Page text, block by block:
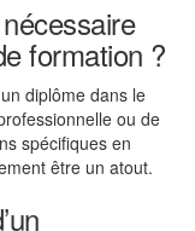
formation ?
diplôme dans le
ou de
spécifiques en
être un atout.